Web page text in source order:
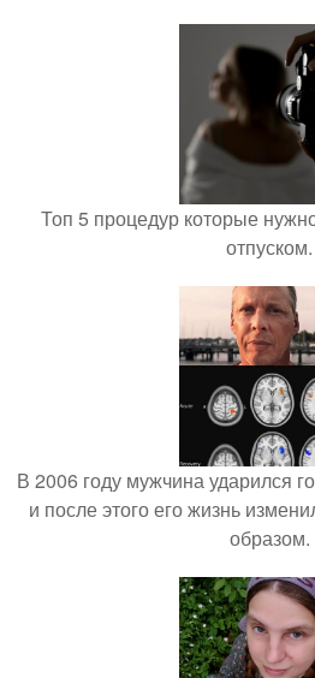
Топ 5 процедур которые
отпуском.
В 2006 году мужчина ударился
и после этого его жизнь
образом.